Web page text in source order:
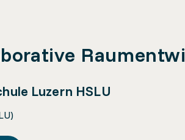
Luzern HSLU